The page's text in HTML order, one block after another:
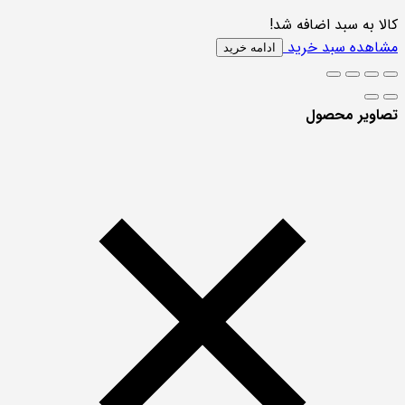
کالا به سبد اضافه شد!
مشاهده سبد خرید ادامه خرید
تصاویر محصول